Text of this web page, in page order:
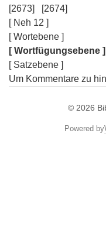
[2673]
[2674]
[ Neh 12 ]
[ Wortebene ]
[ Wortfügungsebene ]
[ Satzebene ]
Um Kommentare zu
© 2026
Powered by